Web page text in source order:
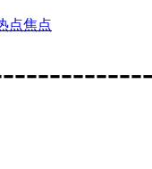
点焦点